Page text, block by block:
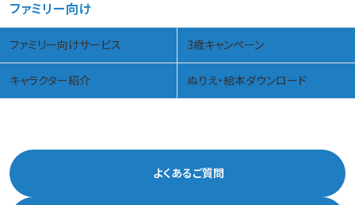
ファミリー向け
ファミリー向けサービス 3歳キャンペーン
キャラクター紹介 ぬりえ・絵本ダウンロード
よくあるご質問